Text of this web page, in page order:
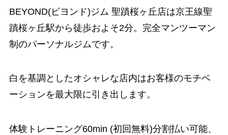
BEYOND(ビヨンド)ジム 聖蹟桜ヶ丘店は京王線聖
蹟桜ヶ丘駅から徒歩およそ2分。完全マンツーマン
制のパーソナルジムです。
白を基調としたオシャレな店内はお客様のモチベ
ーションを最大限に引き出します。
体験トレーニング60min (初回無料)分割払い可能、